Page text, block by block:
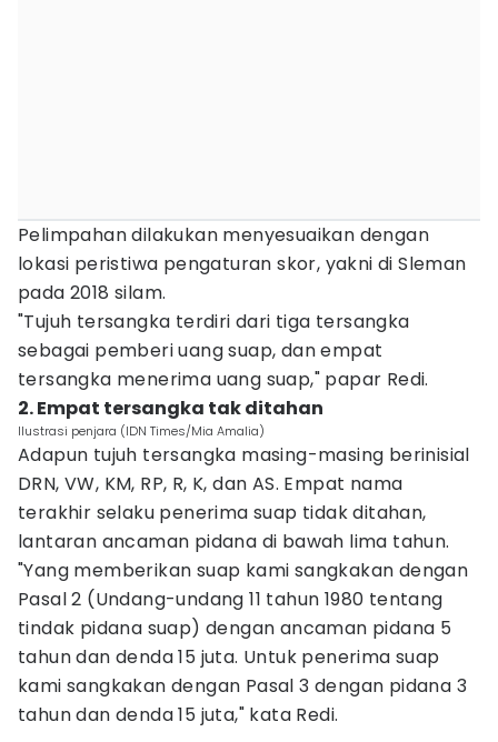
Pelimpahan dilakukan menyesuaikan dengan
lokasi peristiwa pengaturan skor, yakni di Sleman
pada 2018 silam.
"Tujuh tersangka terdiri dari tiga tersangka
sebagai pemberi uang suap, dan empat
tersangka menerima uang suap," papar Redi.
2. Empat tersangka tak ditahan
Ilustrasi penjara (IDN Times/Mia Amalia)
Adapun tujuh tersangka masing-masing berinisial
DRN, VW, KM, RP, R, K, dan AS. Empat nama
terakhir selaku penerima suap tidak ditahan,
lantaran ancaman pidana di bawah lima tahun.
"Yang memberikan suap kami sangkakan dengan
Pasal 2 (Undang-undang 11 tahun 1980 tentang
tindak pidana suap) dengan ancaman pidana 5
tahun dan denda 15 juta. Untuk penerima suap
kami sangkakan dengan Pasal 3 dengan pidana 3
tahun dan denda 15 juta," kata Redi.